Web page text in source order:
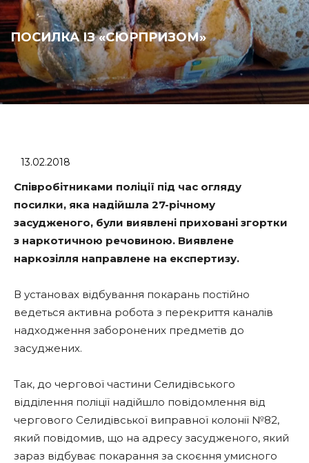
ПОСИЛКА ІЗ «СЮРПРИЗОМ»
13.02.2018
Співробітниками поліції під час огляду
посилки, яка надійшла 27-річному
засудженого, були виявлені приховані згортки
з наркотичною речовиною. Виявлене
наркозілля направлене на експертизу.
В установах відбування покарань постійно
ведеться активна робота з перекриття каналів
надходження заборонених предметів до
засуджених.
Так, до чергової частини Селидівського
відділення поліції надійшло повідомлення від
чергового Селидівської виправної колонії №82,
який повідомив, що на адресу засудженого, який
зараз відбуває покарання за скоєння умисного